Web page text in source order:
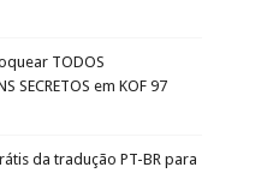
TODOS
SECRETOS em KOF 97
da tradução PT-BR para